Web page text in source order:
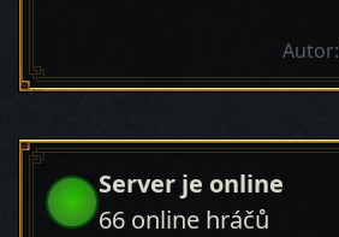
Autor:
Server je online
66 online hráčů